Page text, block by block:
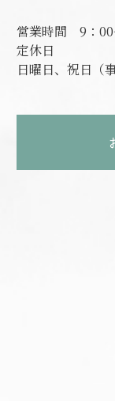
営業時間9：
定休日
日曜日、祝日（